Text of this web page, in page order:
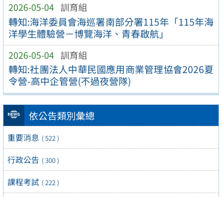
2026-05-04 訓育組
轉知:海洋委員會海巡署南部分署115年「115年海
洋學生體驗營－博覽海洋、青春啟航」
2026-05-04 訓育組
轉知:社團法人中華民國應用商業管理協會2026夏
令營-高中企管營(不過夜營隊)
依公告類別彙總
重要消息 ( 522 )
行政公告 ( 300 )
課程考試 ( 222 )